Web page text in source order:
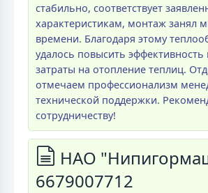
стабильно, соответствует
характеристикам, монтаж занял
времени. Благодаря этому
удалось повысить эффективность
затраты на отопление теплиц.
отмечаем профессионализм
технической поддержки.
сотрудничеству!
НАО
6679007712